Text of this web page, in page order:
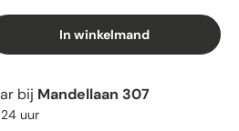
In winkelmand
bij Mandellaan 307
uur